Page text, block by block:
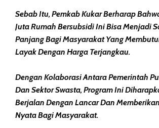
Sebab Itu, Pemkab Kukar Berharap
Juta Rumah Bersubsidi Ini Bisa Menjadi
Panjang Bagi Masyarakat Yang
Layak Dengan Harga Terjangkau.
Dengan Kolaborasi Antara Pemerintah
Dan Sektor Swasta, Program Ini
Berjalan Dengan Lancar Dan
Nyata Bagi Masyarakat.